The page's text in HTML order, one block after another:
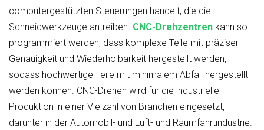
computergestützten Steuerungen handelt, die die
Schneidwerkzeuge antreiben. CNC-Drehzentren kann so
programmiert werden, dass komplexe Teile mit präziser
Genauigkeit und Wiederholbarkeit hergestellt werden,
sodass hochwertige Teile mit minimalem Abfall hergestellt
werden können. CNC-Drehen wird für die industrielle
Produktion in einer Vielzahl von Branchen eingesetzt,
darunter in der Automobil- und Luft- und Raumfahrtindustrie.